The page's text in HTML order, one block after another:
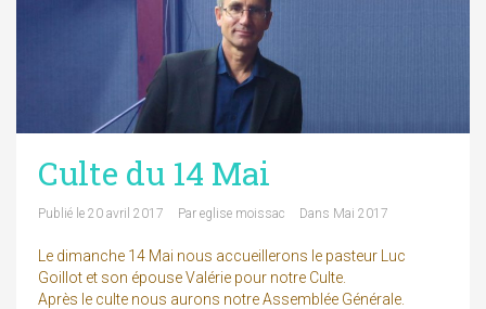
Culte du 14 Mai
Publié le 20 avril 2017 Par eglise moissac Dans Mai 2017
Le dimanche 14 Mai nous accueillerons le pasteur Luc
Goillot et son épouse Valérie pour notre Culte.
Après le culte nous aurons notre Assemblée Générale.